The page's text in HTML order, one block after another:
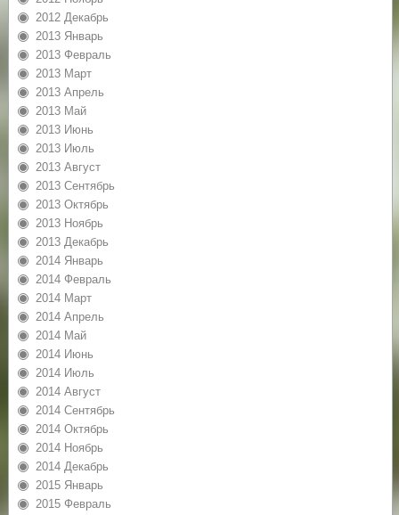
2012 Декабрь
2013 Январь
2013 Февраль
2013 Март
2013 Апрель
2013 Май
2013 Июнь
2013 Июль
2013 Август
2013 Сентябрь
2013 Октябрь
2013 Ноябрь
2013 Декабрь
2014 Январь
2014 Февраль
2014 Март
2014 Апрель
2014 Май
2014 Июнь
2014 Июль
2014 Август
2014 Сентябрь
2014 Октябрь
2014 Ноябрь
2014 Декабрь
2015 Январь
2015 Февраль